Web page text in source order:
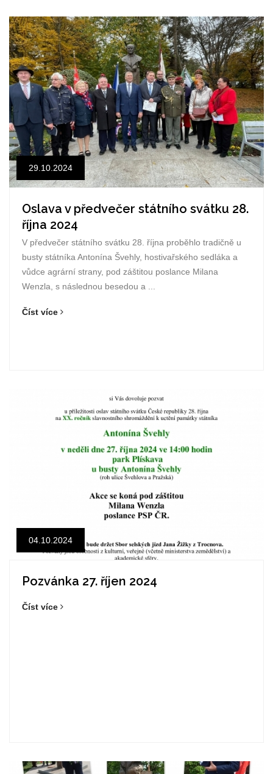
29.10.2024
Oslava v předvečer státního svátku 28.
října 2024
V předvečer státního svátku 28. října proběhlo tradičně u
busty státníka Antonína Švehly, hostivařského sedláka a
vůdce agrární strany, pod záštitou poslance Milana
Wenzla, s následnou besedou a ...
Číst více
04.10.2024
Pozvánka 27. říjen 2024
Číst více